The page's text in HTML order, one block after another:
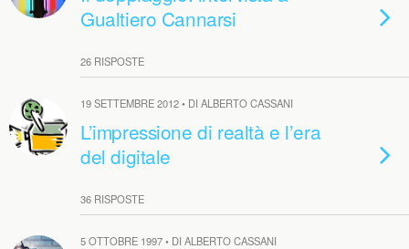
Gualtiero Cannarsi
26 RISPOSTE
19 SETTEMBRE 2012 • DI ALBERTO CASSANI
L’impressione di realtà e l’era
del digitale
36 RISPOSTE
5 OTTOBRE 1997 • DI ALBERTO CASSANI